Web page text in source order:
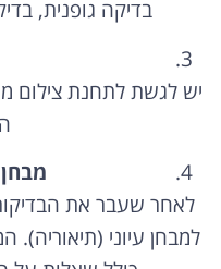
יש לגשת לתחנת צילום
לאחר שעבר את
למבחן עיוני (תיאוריה).
כולל שאלות על